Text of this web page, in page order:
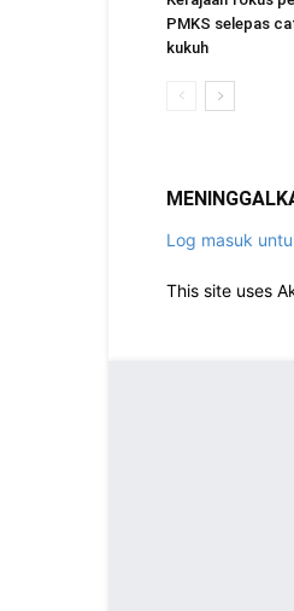
PMKS selepas
kukuh
Log masuk
This site uses